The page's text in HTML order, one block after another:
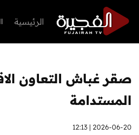
الرئيسية
صقر غباش التعاون
المستدامة
2026-06-20 | 12:13